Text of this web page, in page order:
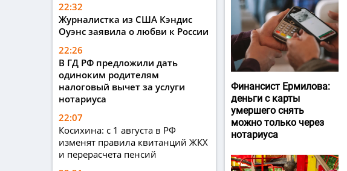
22:32
Журналистка из США Кэндис
Оуэнс заявила о любви к России
22:26
В ГД РФ предложили дать
одиноким родителям
налоговый вычет за услуги
нотариуса
22:07
Косихина: с 1 августа в РФ
изменят правила квитанций ЖКХ
и перерасчета пенсий
Финансист Ермилова:
деньги с карты
умершего снять
можно только через
нотариуса